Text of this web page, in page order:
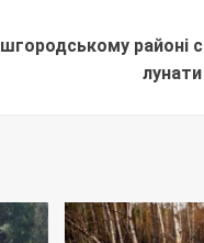
районі